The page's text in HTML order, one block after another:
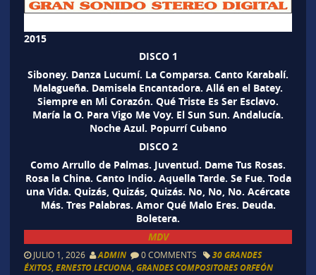
2015
DISCO 1
Siboney. Danza Lucumí. La Comparsa. Canto Karabalí.
Malagueña. Damisela Encantadora. Allá en el Batey.
Siempre en Mi Corazón. Qué Triste Es Ser Esclavo.
María la O. Para Vigo Me Voy. El Sun Sun. Andalucía.
Noche Azul. Popurrí Cubano
DISCO 2
Como Arrullo de Palmas. Juventud. Dame Tus Rosas.
Rosa la China. Canto Indio. Aquella Tarde. Se Fue. Toda
una Vida. Quizás, Quizás, Quizás. No, No, No. Acércate
Más. Tres Palabras. Amor Qué Malo Eres. Deuda.
Boletera.
MDV
JULIO 1, 2026 ADMIN 0 COMMENTS
30 GRANDES
ÉXITOS, ERNESTO LECUONA, GRANDES COMPOSITORES ORFEÓN